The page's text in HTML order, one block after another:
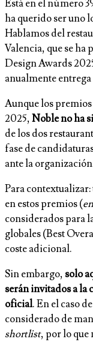
Está en el número
ha querido ser uno
Hablamos del
Valencia, que se ha
Design Awards
anualmente
Aunque los
2025,Noble no ha
de los dos
fase de
ante la
Para
en estos premios (
considerados para
globales (Best
coste adicional.
Sin embargo, solo
serán invitados a
oficial. En el caso
considerado de
shortlist, por lo